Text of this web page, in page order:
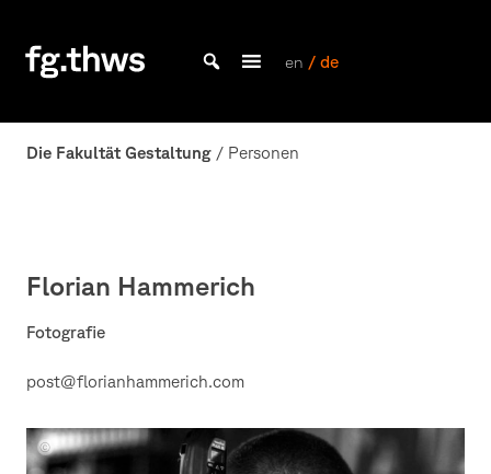
content
Gestaltung
Würzburg
en / de
Die Fakultät Gestaltung / Personen
Florian Hammerich
Fotografie
post@florianhammerich.com
Fakultät